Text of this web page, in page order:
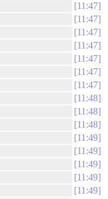
11:47
11:47
11:47
11:47
11:47
11:47
11:47
11:48
11:48
11:48
11:49
11:49
11:49
11:49
11:49